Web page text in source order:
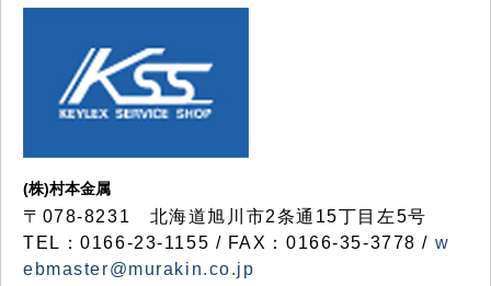
(株)村本金属
〒078-8231 北海道旭川市2条通15丁目左5号
TEL：0166-23-1155 / FAX：0166-35-3778 / w
ebmaster@murakin.co.jp